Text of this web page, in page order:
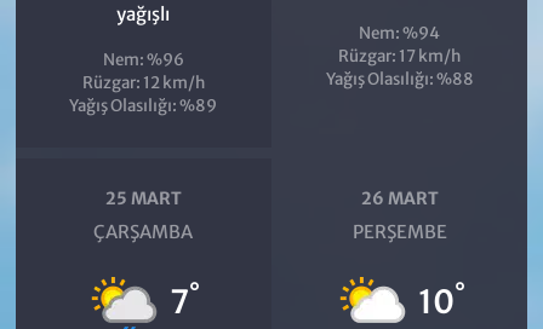
yağışlı
Nem: %96
Rüzgar: 12 km/h
Yağış Olasılığı: %89
Nem: %94
Rüzgar: 17 km/h
Yağış Olasılığı: %88
25 MART
ÇARŞAMBA
7°
26 MART
PERŞEMBE
10°